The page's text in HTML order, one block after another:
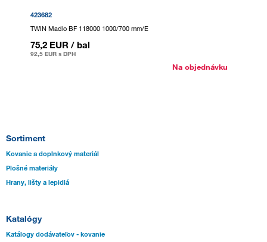
423682
TWIN Madlo BF 118000 1000/700 mm/E
75,2 EUR / bal
92,5 EUR s DPH
Na objednávku
Sortiment
Kovanie a doplnkový materiál
Plošné materiály
Hrany, lišty a lepidlá
Katalógy
Katálogy dodávateľov - kovanie